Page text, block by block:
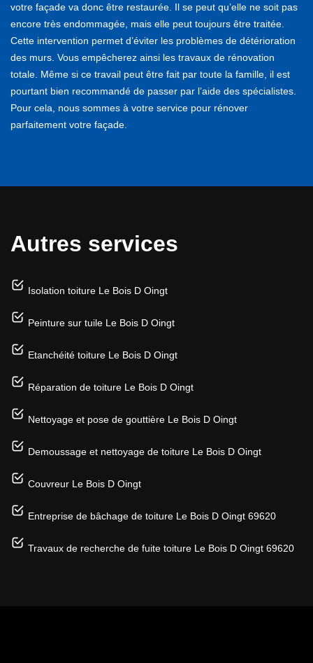
votre façade va donc être restaurée. Il se peut qu’elle ne soit pas
encore très endommagée, mais elle peut toujours être traitée.
Cette intervention permet d’éviter les problèmes de détérioration
des murs. Vous empêcherez ainsi les travaux de rénovation
totale. Même si ce travail peut être fait par toute la famille, il est
pourtant bien recommandé de passer par l’aide des spécialistes.
Pour cela, nous sommes à votre service pour rénover
parfaitement votre façade.
Autres services
Isolation toiture Le Bois D Oingt
Peinture sur tuile Le Bois D Oingt
Etanchéité toiture Le Bois D Oingt
Réparation de toiture Le Bois D Oingt
Nettoyage et pose de gouttière Le Bois D Oingt
Demoussage et nettoyage de toiture Le Bois D Oingt
Couvreur Le Bois D Oingt
Entreprise de bâchage de toiture Le Bois D Oingt 69620
Travaux de recherche de fuite toiture Le Bois D Oingt 69620